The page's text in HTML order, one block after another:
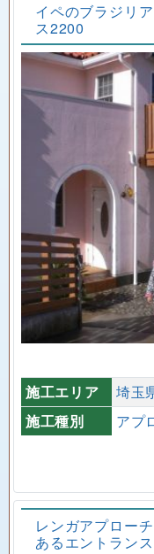
イペのブラジリ
ス2200
施工エリア 埼玉
施工種別
アプ
レンガアプロー
あるエントランス